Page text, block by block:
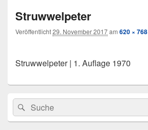
Struwwelpeter
Veröffentlicht29. November 2017am 620 × 768
Struwwelpeter | 1. Auflage 1970
Primärer
Seitenleisten
Widget-
Bereich
Search
for:
Suche